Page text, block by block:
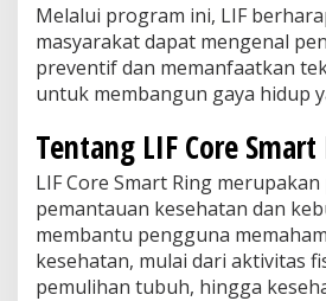
Melalui program ini, LIF
masyarakat dapat mengenal
preventif dan memanfaatkan
untuk membangun gaya hidup
Tentang LIF Core Smart
LIF Core Smart Ring
pemantauan kesehatan dan
membantu pengguna
kesehatan, mulai dari aktivitas
pemulihan tubuh, hingga